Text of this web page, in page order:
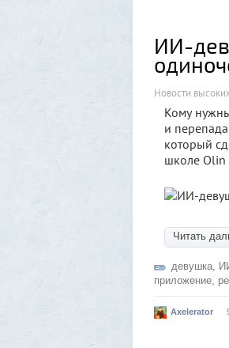
ИИ-
Новости
Кому
и
который
школе Olin
Читать
девушка,
приложение,
Axelerator